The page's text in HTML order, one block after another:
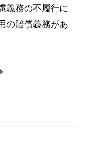
義務の不履行に
の賠償義務があ